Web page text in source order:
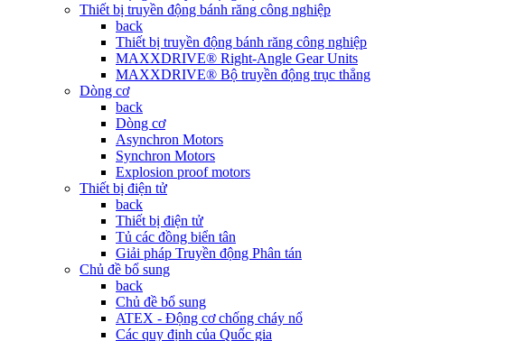
Thiết bị truyền động bánh răng công nghiệp
back
Thiết bị truyền động bánh răng công nghiệp
MAXXDRIVE® Right-Angle Gear Units
MAXXDRIVE® Bộ truyền động trục thẳng
Dòng cơ
back
Dòng cơ
Asynchron Motors
Synchron Motors
Explosion proof motors
Thiết bị điện tử
back
Thiết bị điện tử
Tủ các đồng biển tân
Giải pháp Truyền động Phân tán
Chủ đề bổ sung
back
Chủ đề bổ sung
ATEX - Động cơ chống cháy nổ
Các quy định của Quốc gia